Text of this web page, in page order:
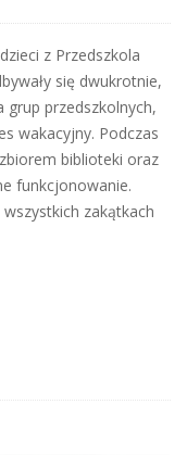
z Przedszkola
się dwukrotnie,
grup przedszkolnych,
wakacyjny. Podczas
biblioteki oraz
funkcjonowanie.
zakątkach